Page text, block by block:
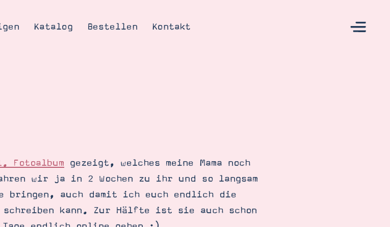
Katalog Bestellen Kontakt
Fotoalbum gezeigt, welches meine Mama noch
wir ja in 2 Wochen zu ihr und so langsam
bringen, auch damit ich euch endlich die
schreiben kann. Zur Hälfte ist sie auch schon